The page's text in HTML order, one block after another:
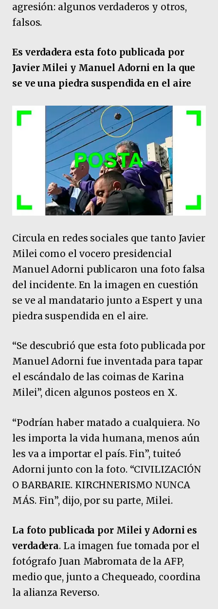
agresión: algunos verdaderos y otros,
falsos.
Es verdadera esta foto publicada por
Javier Milei y Manuel Adorni en la que
se ve una piedra suspendida en el aire
Circula en redes sociales que tanto Javier
Milei como el vocero presidencial
Manuel Adorni publicaron una foto falsa
del incidente. En la imagen en cuestión
se ve al mandatario junto a Espert y una
piedra suspendida en el aire.
“Se descubrió que esta foto publicada por
Manuel Adorni fue inventada para tapar
el escándalo de las coimas de Karina
Milei”, dicen algunos posteos en X.
“Podrían haber matado a cualquiera. No
les importa la vida humana, menos aún
les va a importar el país. Fin”, tuiteó
Adorni junto con la foto. “CIVILIZACIÓN
O BARBARIE. KIRCHNERISMO NUNCA
MÁS. Fin”, dijo, por su parte, Milei.
La foto publicada por Milei y Adorni es
verdadera. La imagen fue tomada por el
fotógrafo Juan Mabromata de la AFP,
medio que, junto a Chequeado, coordina
la alianza Reverso.